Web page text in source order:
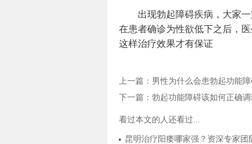
出现勃起障碍疾病，大家
在患者确诊为性欲低下之后，
这样治疗效果才有保证
上一篇： 男性为什么会患勃起功能
下一篇： 勃起功能障碍该如何正确调
看过本文的人还看过...
昆明治疗阳痿哪家强？资深专家团